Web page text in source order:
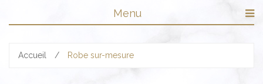
Menu
Accueil / Robe sur-mesure